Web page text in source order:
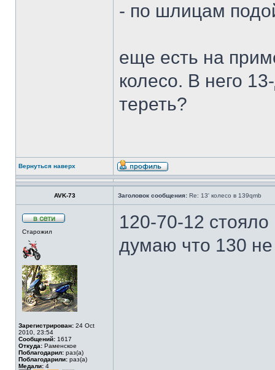
- по шлицам
еще есть на
колесо. В него
тереть?
Вернуться наверх
AVK-73 Заголовок сообщения: Re: 13' колесо в 139qmb
Старожил
Зарегистрирован: 24 Oct
2010, 23:54
Сообщений: 1617
Откуда: Раменское
Поблагодарил: раз(а)
Поблагодарили: раз(а)
Медали: 4
120-70-12 стояло
думаю что 130